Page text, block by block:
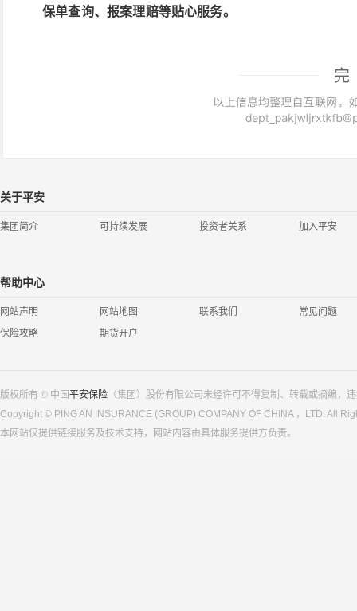
保单查询、报案理赔等贴心服务。
完
关于平安
集团简介 可持续发展 投资者关系 加入平安
帮助中心
网站声明 网站地图 联系我们
常见问题
保险攻略
期货开户
版权所有 © 中国平安保险 （集团）股份有限公司未经许可不得复制、转载或摘编，
Copyright © PING AN INSURANCE (GROUP) COMPANY OF CHINA ，LTD. All
本网站仅提供链接服务及技术支持，网站内容由具体服务提供方负责。